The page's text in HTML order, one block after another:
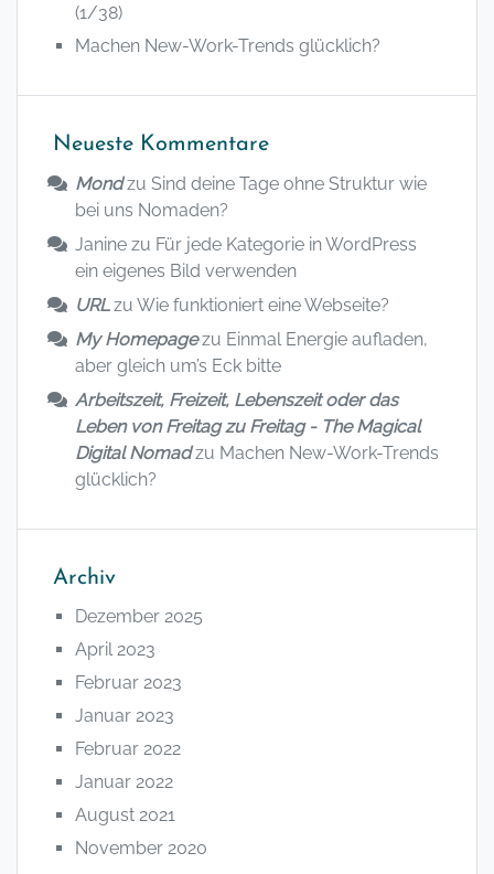
(1/38)
Machen New-Work-Trends glücklich?
Neueste Kommentare
Mondzu Sind deine Tage ohne Struktur wie
bei uns Nomaden?
Janine zu Für jede Kategorie in WordPress
ein eigenes Bild verwenden
URLzu Wie funktioniert eine Webseite?
My Homepagezu Einmal Energie aufladen,
aber gleich um’s Eck bitte
Arbeitszeit, Freizeit, Lebenszeit oder das
Leben von Freitag zu Freitag - The Magical
Digital Nomadzu Machen New-Work-Trends
glücklich?
Archiv
Dezember 2025
April 2023
Februar 2023
Januar 2023
Februar 2022
Januar 2022
August 2021
November 2020